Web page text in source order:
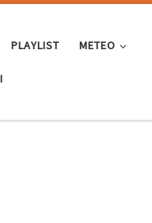
PLAYLIST METEO